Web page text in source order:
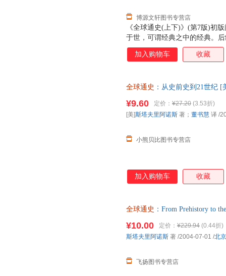
《全球通史(上下)》(第7版)初
于世，可谓经典之中的经典。
保留原文精华的基础上，又融
系上更加完善。
博源文轩图书专营店
加入购物车 收藏
全球通史 ：从史前史到21世纪
¥9.60 定价： ¥27.20 (3.53折)
小熊贝比图书专营店
[美]斯塔夫里阿诺斯 著； 董书慧 译 /
加入购物车 收藏
全球通史 ：From Prehistory to
¥10.00 定价： ¥229.94 (0.44折)
飞扬图书专营店
斯塔夫里阿诺斯 著 /2004-07-01 /北